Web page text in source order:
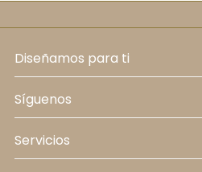
diseñamos para ti
síguenos
servicios